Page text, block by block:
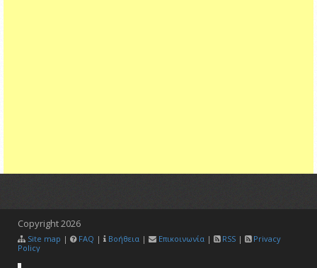
Copyright2026
Site map | FAQ | Βοήθεια | Επικοινωνία | RSS |
Privacy
Policy